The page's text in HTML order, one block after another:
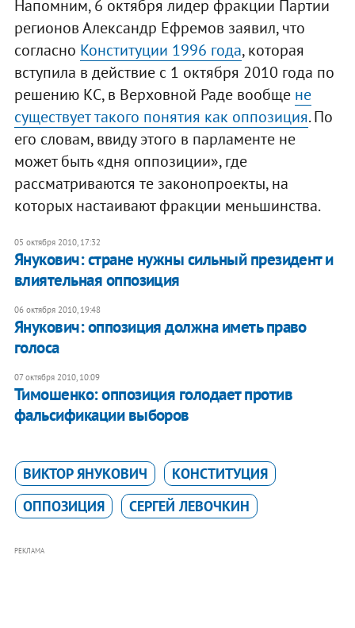
Напомним, 6 октября лидер фракции Партии
регионов Александр Ефремов заявил, что
согласно Конституции 1996 года, которая
вступила в действие с 1 октября 2010 года по
решению КС, в Верховной Раде вообще не
существует такого понятия как оппозиция. По
его словам, ввиду этого в парламенте не
может быть «дня оппозиции», где
рассматриваются те законопроекты, на
которых настаивают фракции меньшинства.
05 октября 2010, 17:32
Янукович: стране нужны сильный президент и
влиятельная оппозиция
06 октября 2010, 19:48
Янукович: оппозиция должна иметь право
голоса
07 октября 2010, 10:09
Тимошенко: оппозиция голодает против
фальсификации выборов
ВИКТОР ЯНУКОВИЧ
КОНСТИТУЦИЯ
ОППОЗИЦИЯ
СЕРГЕЙ ЛЕВОЧКИН
РЕКЛАМА